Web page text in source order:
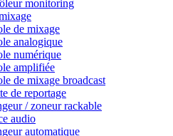
monitoring
de mixage
analogique
numérique
amplifiée
de mixage broadcast
de reportage
/ zoneur rackable
audio
automatique